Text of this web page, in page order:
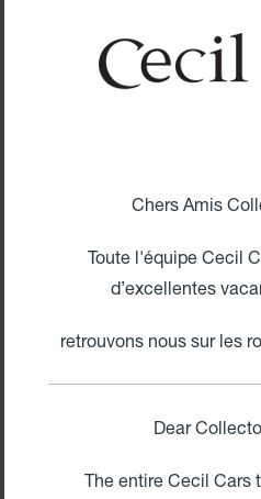
PARTAGEZ
Chers Amis
Toute l'équipe Cecil
d’excellentes
retrouvons nous sur les
Dear
The entire Cecil Cars